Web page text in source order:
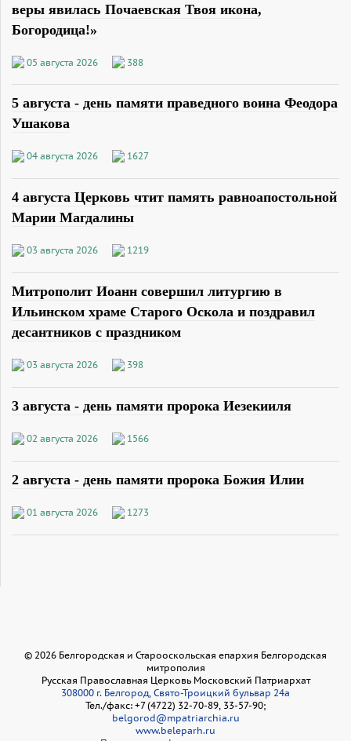
веры явилась Почаевская Твоя икона,
Богородица!»
05 августа 2026 388
5 августа - день памяти праведного воина Феодора
Ушакова
04 августа 2026 1627
4 августа Церковь чтит память равноапостольной
Марии Магдалины
03 августа 2026 1219
Митрополит Иоанн совершил литургию в
Ильинском храме Старого Оскола и поздравил
десантников с праздником
03 августа 2026 398
3 августа - день памяти пророка Иезекииля
02 августа 2026 1566
2 августа - день памяти пророка Божия Илии
01 августа 2026 1273
© 2026 Белгородская и Старооскольская епархия Белгородская
митрополия
Русская Православная Церковь Московский Патриархат
308000 г. Белгород, Свято-Троицкий бульвар 24а
Тел./факс: +7 (4722) 32-70-89, 33-57-90;
belgorod@mpatriarchia.ru
www.beleparh.ru